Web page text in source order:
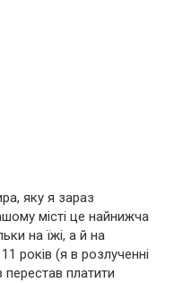
яку я зараз
місті це найнижча
на їжі, а й на
років (я в розлученні
перестав платити